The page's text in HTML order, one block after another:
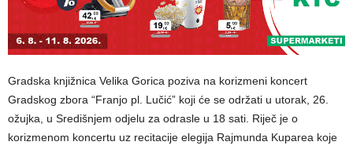
Gradska knjižnica Velika Gorica poziva na korizmeni koncert
Gradskog zbora “Franjo pl. Lučić” koji će se održati u utorak, 26.
ožujka, u Središnjem odjelu za odrasle u 18 sati. Riječ je o
korizmenom koncertu uz recitacije elegija Rajmunda Kuparea koje